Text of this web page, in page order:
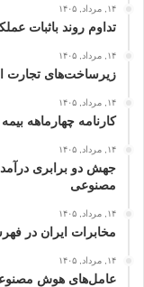
۱۴, مرداد, ۱۴۰۵
تداوم روند باثبات
۱۴, مرداد, ۱۴۰۵
زیرساخت‌های تجارت
۱۴, مرداد, ۱۴۰۵
کارنامه چهارماهه
۱۴, مرداد, ۱۴۰۵
جهش دو برابری
مصنوعی
۱۴, مرداد, ۱۴۰۵
مخابرات ایران در فهرست
۱۴, مرداد, ۱۴۰۵
عامل‌های هوش مصنوعی